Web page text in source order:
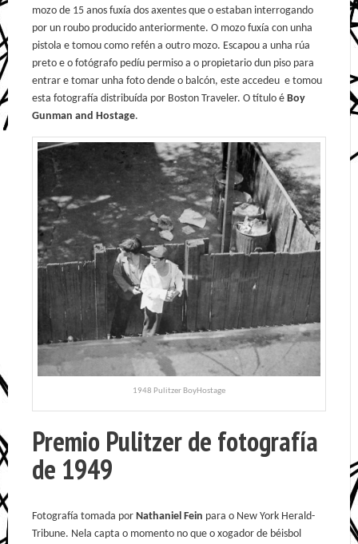
mozo de 15 anos fuxía dos axentes que o estaban interrogando
por un roubo producido anteriormente. O mozo fuxía con unha
pistola e tomou como refén a outro mozo. Escapou a unha rúa
preto e o fotógrafo pedíu permiso a o propietario dun piso para
entrar e tomar unha foto dende o balcón, este accedeu e tomou
esta fotografía distribuída por Boston Traveler. O título é Boy
Gunman and Hostage.
1948 Pulitzer BoyHostage
Premio Pulitzer de fotografía
de 1949
Fotografía tomada por Nathaniel Fein para o New York Herald-
Tribune. Nela capta o momento no que o xogador de béisbol